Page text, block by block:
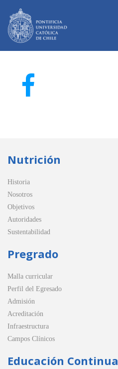
Nutrición
Historia
Nosotros
Objetivos
Autoridades
Sustentabilidad
Pregrado
Malla curricular
Perfil del Egresado
Admisión
Acreditación
Infraestructura
Campos Clínicos
Educación Continua